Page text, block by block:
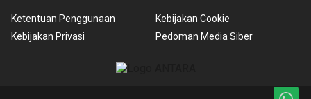
Ketentuan Penggunaan
Kebijakan Privasi
Kebijakan Cookie
Pedoman Media Siber